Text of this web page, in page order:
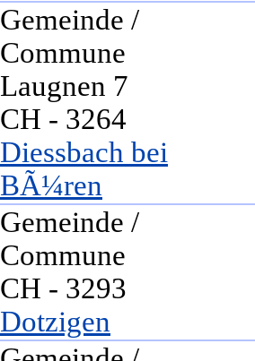
Gemeinde /
Commune
Laugnen 7
CH - 3264
Diessbach bei
BÃ¼ren
Gemeinde /
Commune
CH - 3293
Dotzigen